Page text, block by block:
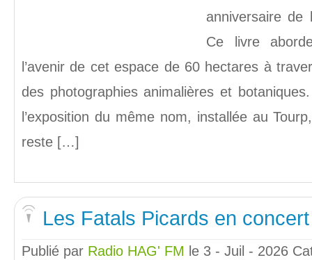
anniversaire
Ce livre
l’avenir de cet espace de 60 hectares à
des photographies animalières et
l’exposition du même nom, installée au
reste […]
Les Fatals Picards en
Publié par Radio HAG' FM le 3 - Juil - 2026